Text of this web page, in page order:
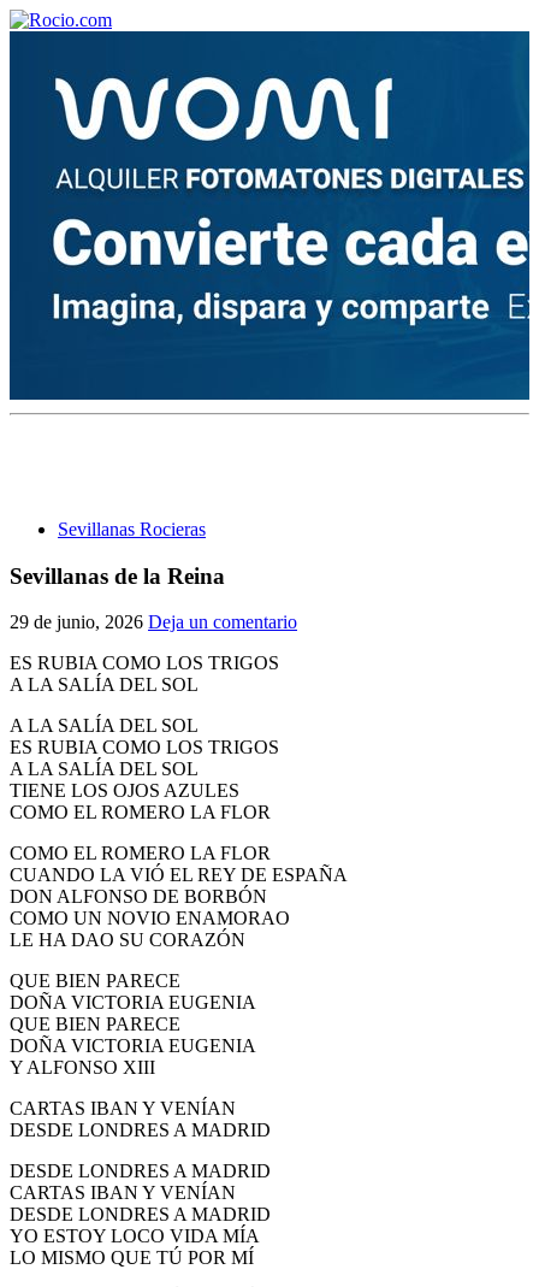
Sevillanas Rocieras
Sevillanas de la Reina
29 de junio, 2026 Deja un comentario
ES RUBIA COMO LOS TRIGOS
A LA SALÍA DEL SOL
A LA SALÍA DEL SOL
ES RUBIA COMO LOS TRIGOS
A LA SALÍA DEL SOL
TIENE LOS OJOS AZULES
COMO EL ROMERO LA FLOR
COMO EL ROMERO LA FLOR
CUANDO LA VIÓ EL REY DE ESPAÑA
DON ALFONSO DE BORBÓN
COMO UN NOVIO ENAMORAO
LE HA DAO SU CORAZÓN
QUE BIEN PARECE
DOÑA VICTORIA EUGENIA
QUE BIEN PARECE
DOÑA VICTORIA EUGENIA
Y ALFONSO XIII
CARTAS IBAN Y VENÍAN
DESDE LONDRES A MADRID
DESDE LONDRES A MADRID
CARTAS IBAN Y VENÍAN
DESDE LONDRES A MADRID
YO ESTOY LOCO VIDA MÍA
LO MISMO QUE TÚ POR MÍ
¡Bienvenido! Soy el asistente virtual de rocio.com.
¿En qué puedo ayudarte?
¿Cuándo se construyó la primera ermita?
El traslado cada siete años
Rocío?
Quiero hacer el camino,¿que tengo que hacer?